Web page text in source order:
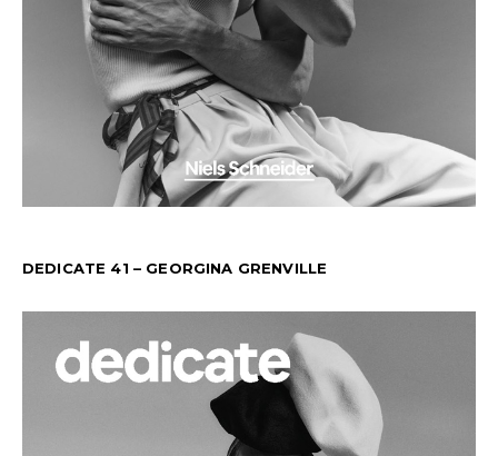
DEDICATE 41 – GEORGINA GRENVILLE